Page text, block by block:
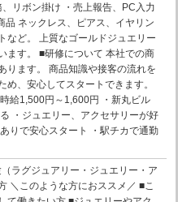
リボン掛け ・売上報告、PC入力
品 ネックレス、ピアス、イヤリン
など。 上質なゴールドジュエリー
ます。 ■研修について 本社での商
ります。 商品知識や接客の流れを
め、安心してスタートできます。
給1,500円～1,600円 ・新丸ビル
・ジュエリー、アクセサリーが好
りで安心スタート ・駅チカで通勤
ラグジュアリー・ジュエリー・ア
＼このような方におススメ／ ■こ